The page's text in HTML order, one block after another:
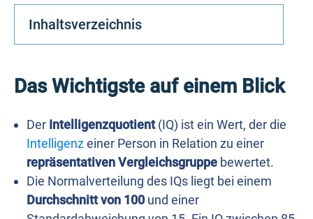
Inhaltsverzeichnis
Das Wichtigste auf einem Blick
Der Intelligenzquotient(IQ) ist ein Wert, der die
Intelligenzeiner Person in Relation zu einer
repräsentativen Vergleichsgruppe bewertet.
Die Normalverteilung des IQs liegt bei einem
Durchschnitt von 100 und einer